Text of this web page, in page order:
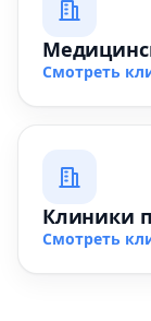
Смотреть
Клиники
Смотреть